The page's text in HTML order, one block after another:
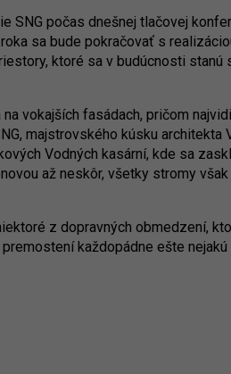
SNG počas dnešnej tlačovej
sa bude pokračovať s
ktoré sa v budúcnosti stanú
vokajších fasádach, pričom
majstrovského kúsku architekta
Vodných kasární, kde sa
až neskôr, všetky stromy
z dopravných obmedzení,
každopádne ešte